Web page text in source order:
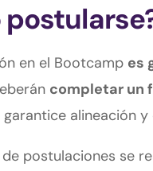
en el Bootcamp es
completar un
alineación y
postulaciones se